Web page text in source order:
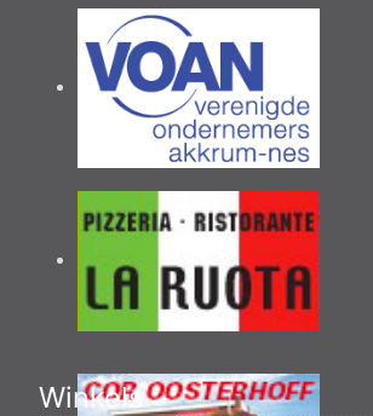
Winkels